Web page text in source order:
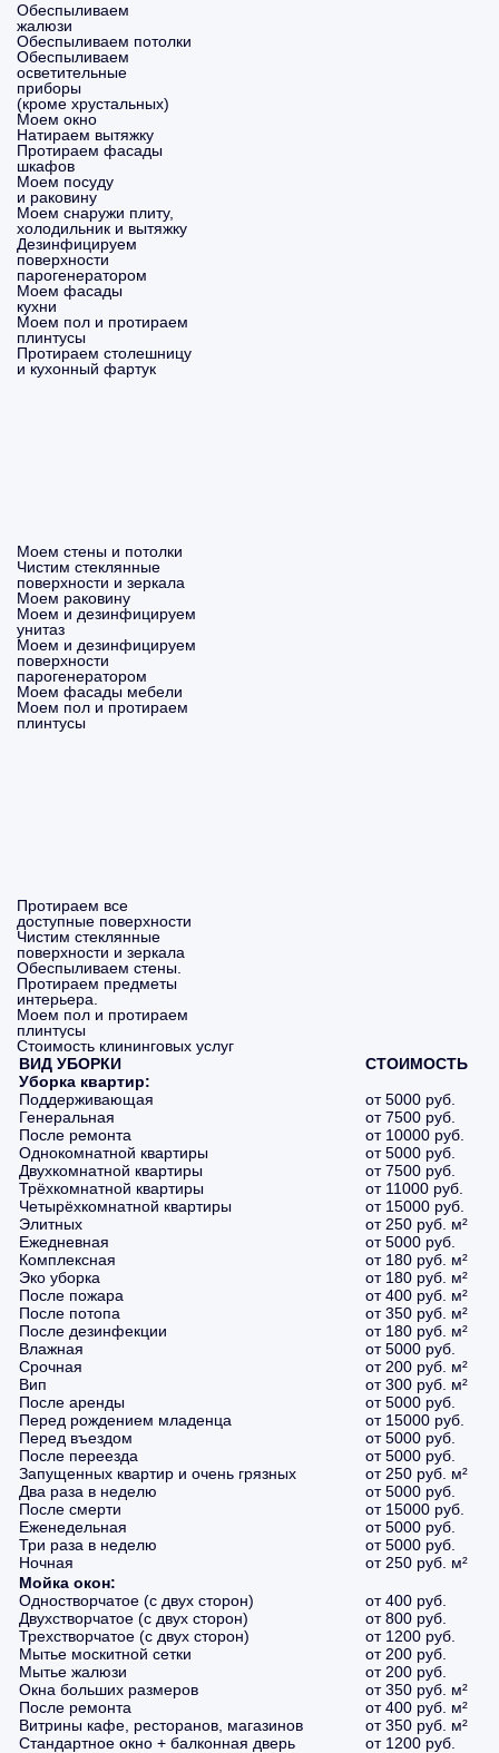
Обеспыливаем
жалюзи
Обеспыливаем потолки
Обеспыливаем
осветительные
приборы
(кроме хрустальных)
Моем окно
Натираем вытяжку
Протираем фасады
шкафов
Моем посуду
и раковину
Моем снаружи плиту,
холодильник и вытяжку
Дезинфицируем
поверхности
парогенератором
Моем фасады
кухни
Моем пол и протираем
плинтусы
Протираем столешницу
и кухонный фартук
Моем стены и потолки
Чистим стеклянные
поверхности и зеркала
Моем раковину
Моем и дезинфицируем
унитаз
Моем и дезинфицируем
поверхности
парогенератором
Моем фасады мебели
Моем пол и протираем
плинтусы
Протираем все
доступные поверхности
Чистим стеклянные
поверхности и зеркала
Обеспыливаем стены.
Протираем предметы
интерьера.
Моем пол и протираем
плинтусы
Стоимость клининговых услуг
ВИД УБОРКИ
СТОИМОСТЬ
Уборка квартир:
Поддерживающая
от 5000 руб.
Генеральная
от 7500 руб.
После ремонта
от 10000 руб.
Однокомнатной квартиры
от 5000 руб.
Двухкомнатной квартиры
от 7500 руб.
Трёхкомнатной квартиры
от 11000 руб.
Четырёхкомнатной квартиры
от 15000 руб.
Элитных
от 250 руб. м²
Ежедневная
от 5000 руб.
Комплексная
от 180 руб. м²
Эко уборка
от 180 руб. м²
После пожара
от 400 руб. м²
После потопа
от 350 руб. м²
После дезинфекции
от 180 руб. м²
Влажная
от 5000 руб.
Срочная
от 200 руб. м²
Вип
от 300 руб. м²
После аренды
от 5000 руб.
Перед рождением младенца
от 15000 руб.
Перед въездом
от 5000 руб.
После переезда
от 5000 руб.
Запущенных квартир и очень грязных
от 250 руб. м²
Два раза в неделю
от 5000 руб.
После смерти
от 15000 руб.
Еженедельная
от 5000 руб.
Три раза в неделю
от 5000 руб.
Ночная
от 250 руб. м²
Мойка окон:
Одностворчатое (с двух сторон)
от 400 руб.
Двухстворчатое (с двух сторон)
от 800 руб.
Трехстворчатое (с двух сторон)
от 1200 руб.
Мытье москитной сетки
от 200 руб.
Мытье жалюзи
от 200 руб.
Окна больших размеров
от 350 руб. м²
После ремонта
от 400 руб. м²
Витрины кафе, ресторанов, магазинов
от 350 руб. м²
Стандартное окно + балконная дверь
от 1200 руб.